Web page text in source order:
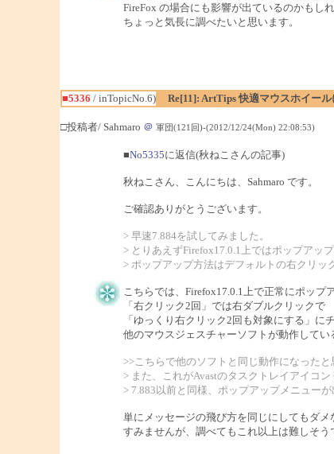
FireFox の場合にも影響が出ているのかもしれ
ちょっと気長に調べたいと思います。
■5336 / inTopicNo.6)
Re[11]: ArtTips 快適マウスホイール
□投稿者/ Sahmaro ＠ 軍団(121回)-(2012/12/24(Mon) 22:08:53)
■No5335に返信(秋ねこさんの記事)
秋ねこさん、こんにちは、Sahmaro です。
ご確認ありがとうございます。
> 早速7.884を試してみました。
> とりあえずFirefox17.0.1上ではポップアッ
> ポップアップ方法はデフォルトの右クリッ
こちらでは、Firefox17.0.1上で正常にポップ
「右クリック2回」では右ダブルクリックで
「ゆっくり右クリック2回も対象にする」に
他のマウスジェスチャーソフトが動作してい
>>こちらで他のソフトと同じ動作になったと
> また、これがAvastのタスクトレイアイコ
> 7.883以前と同様、ポップアップメニュー
単にメッセージの飛び方を同じにしてもダメ
すみませんが、調べてもこれ以上は難しそう